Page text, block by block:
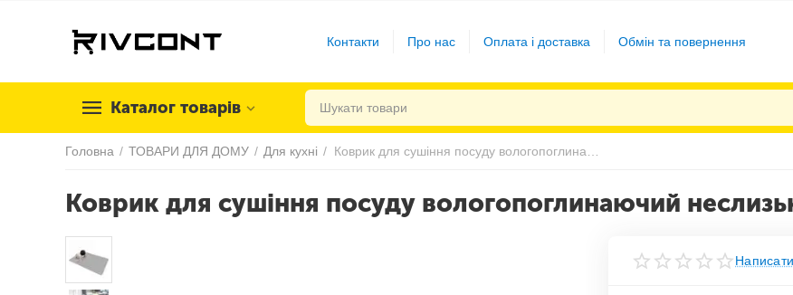
Контакти Про нас Оплата і доставка Обмін та повернення
Каталог товарів
Головна / ТОВАРИ ДЛЯ ДОМУ / Для кухні /
Коврик для сушіння посуду вологопоглинаючий
Написати